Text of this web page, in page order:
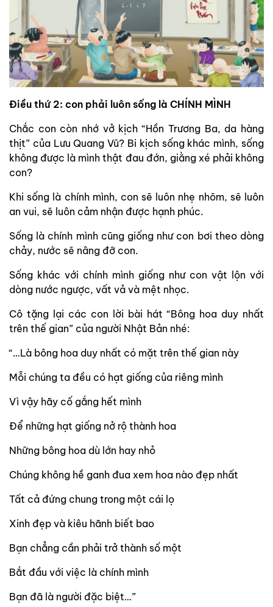
Điều thứ 2: con phải luôn sống là CHÍNH MÌNH
Chắc con còn nhớ vở kịch “Hồn Trương Ba, da hàng
thịt” của Lưu Quang Vũ? Bi kịch sống khác mình, sống
không được là mình thật đau đớn, giằng xé phải không
con?
Khi sống là chính mình, con sẽ luôn nhẹ nhõm, sẽ luôn
an vui, sẽ luôn cảm nhận được hạnh phúc.
Sống là chính mình cũng giống như con bơi theo dòng
chảy, nước sẽ nâng đỡ con.
Sống khác với chính mình giống như con vật lộn với
dòng nước ngược, vất vả và mệt nhọc.
Cô tặng lại các con lời bài hát “Bông hoa duy nhất
trên thế gian” của người Nhật Bản nhé:
“…Là bông hoa duy nhất có mặt trên thế gian này
Mỗi chúng ta đều có hạt giống của riêng mình
Vì vậy hãy cố gắng hết mình
Để những hạt giống nở rộ thành hoa
Những bông hoa dù lớn hay nhỏ
Chúng không hề ganh đua xem hoa nào đẹp nhất
Tất cả đứng chung trong một cái lọ
Xinh đẹp và kiêu hãnh biết bao
Bạn chẳng cần phải trở thành số một
Bắt đầu với việc là chính mình
Bạn đã là người đặc biệt…”